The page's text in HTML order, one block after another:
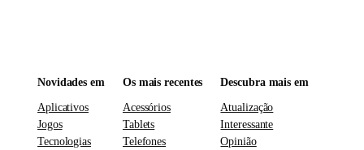
Novidades em
Aplicativos
Jogos
Tecnologias
Os mais recentes
Acessórios
Tablets
Telefones
Descubra mais em
Atualização
Interessante
Opinião